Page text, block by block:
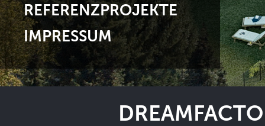
REFERENZPROJEKTE
IMPRESSUM